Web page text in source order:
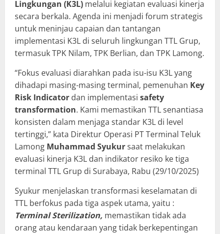
Lingkungan (K3L) melalui kegiatan evaluasi kinerja
secara berkala. Agenda ini menjadi forum strategis
untuk meninjau capaian dan tantangan
implementasi K3L di seluruh lingkungan TTL Grup,
termasuk TPK Nilam, TPK Berlian, dan TPK Lamong.
“Fokus evaluasi diarahkan pada isu-isu K3L yang
dihadapi masing-masing terminal, pemenuhan Key
Risk Indicator dan implementasi safety
transformation. Kami memastikan TTL senantiasa
konsisten dalam menjaga standar K3L di level
tertinggi,” kata Direktur Operasi PT Terminal Teluk
Lamong Muhammad Syukursaat melakukan
evaluasi kinerja K3L dan indikator resiko ke tiga
terminal TTL Grup di Surabaya, Rabu (29/10/2025)
Syukur menjelaskan transformasi keselamatan di
TTL berfokus pada tiga aspek utama, yaitu :
Terminal Sterilization, memastikan tidak ada
orang atau kendaraan yang tidak berkepentingan